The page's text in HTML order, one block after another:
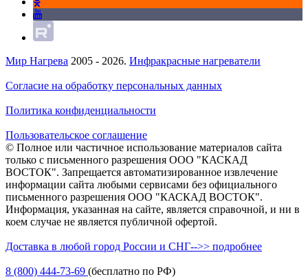
Мир Нагрева 2005 - 2026. Инфракрасные нагреватели
Согласие на обработку персональных данных
Политика конфиденциальности
Пользовательское соглашение
© Полное или частичное использование материалов сайта
только с письменного разрешения ООО "КАСКАД
ВОСТОК". Запрещается автоматизированное извлечение
информации сайта любыми сервисами без официального
письменного разрешения ООО "КАСКАД ВОСТОК".
Информация, указанная на сайте, является справочной, и ни в
коем случае не является публичной офертой.
Доставка в любой город России и СНГ-->> подробнее
8 (800) 444-73-69 (бесплатно по РФ)